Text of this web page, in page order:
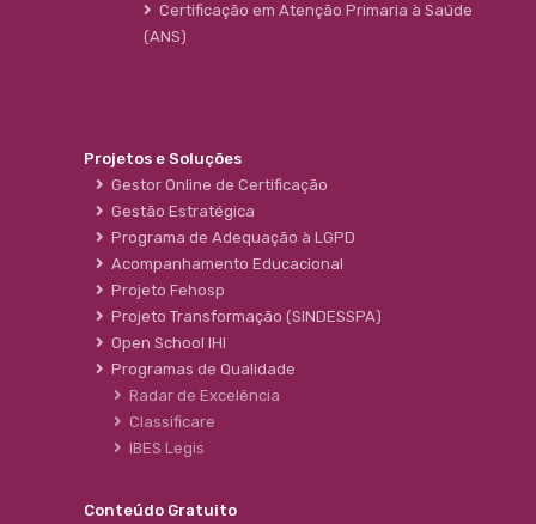
Certificação em Atenção Primaria à Saúde
(ANS)
Projetos e Soluções
Gestor Online de Certificação
Gestão Estratégica
Programa de Adequação à LGPD
Acompanhamento Educacional
Projeto Fehosp
Projeto Transformação (SINDESSPA)
Open School IHI
Programas de Qualidade
Radar de Excelência
Classificare
IBES Legis
Conteúdo Gratuito